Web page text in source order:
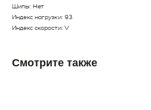
Шипы: Нет
Индекс нагрузки: 93
Индекс скорости: V
Смотрите также